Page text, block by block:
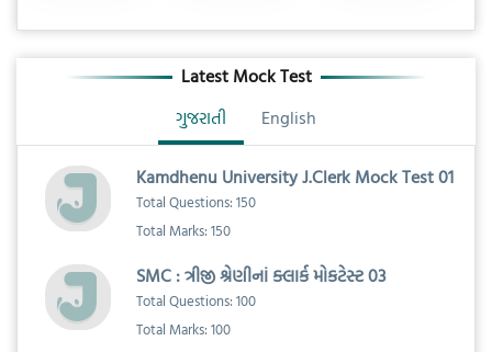
Latest Mock Test
ગુજરાતી
English
Kamdhenu University J.Clerk Mock Test 01
Total Questions: 150
Total Marks: 150
SMC : ત્રીજી શ્રેણીનાં ક્લાર્ક મોકટેસ્ટ 03
Total Questions: 100
Total Marks: 100